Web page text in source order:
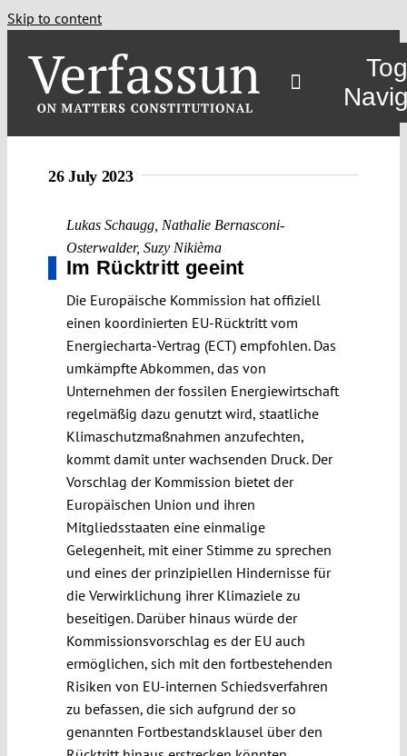
Skip to content
26 July 2023
Lukas Schaugg Nathalie Bernasconi-
Osterwalder, Suzy Nikièma
Im Rücktritt geeint
Die Europäische Kommission hat offiziell
einen koordinierten EU-Rücktritt vom
Energiecharta-Vertrag (ECT) empfohlen. Das
umkämpfte Abkommen, das von
Unternehmen der fossilen Energiewirtschaft
regelmäßig dazu genutzt wird, staatliche
Klimaschutzmaßnahmen anzufechten,
kommt damit unter wachsenden Druck. Der
Vorschlag der Kommission bietet der
Europäischen Union und ihren
Mitgliedsstaaten eine einmalige
Gelegenheit, mit einer Stimme zu sprechen
und eines der prinzipiellen Hindernisse für
die Verwirklichung ihrer Klimaziele zu
beseitigen. Darüber hinaus würde der
Kommissionsvorschlag es der EU auch
ermöglichen, sich mit den fortbestehenden
Risiken von EU-internen Schiedsverfahren
zu befassen, die sich aufgrund der so
genannten Fortbestandsklausel über den